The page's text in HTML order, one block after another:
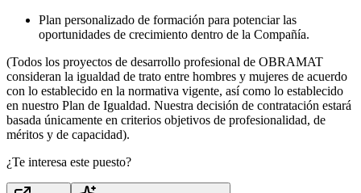
Plan personalizado de formación para potenciar las
oportunidades de crecimiento dentro de la Compañía.
(Todos los proyectos de desarrollo profesional de OBRAMAT
consideran la igualdad de trato entre hombres y mujeres de acuerdo
con lo establecido en la normativa vigente, así como lo establecido
en nuestro Plan de Igualdad. Nuestra decisión de contratación estará
basada únicamente en criterios objetivos de profesionalidad, de
méritos y de capacidad).
¿Te interesa este puesto?